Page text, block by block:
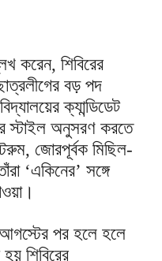
করেন, শিবিরের
বড় পদ
ক্যান্ডিডেট
স্টাইল অনুসরণ করতে
জোরপূর্বক মিছিল-
‘একিনের’ সঙ্গে
পর হলে হলে
শিবিরের